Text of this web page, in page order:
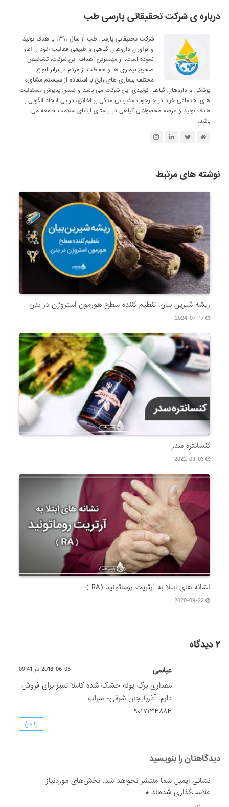
درباره ی شرکت تحقیقاتی پارسی طب
شرکت تحقیقاتی پارسی طب از سال ۱۳۹۱ با هدف تولید
و فرآوری داروهای گیاهی و طبیعی فعالیت خود را آغاز
نموده است. از مهمترین اهداف این شرکت، تشخیص
صحیح بیماری ها و حفاظت از مردم در برابر انواع
مختلف بیماری های رایج با استفاده از سیستم مشاوره
پزشکی و داروهای گیاهی تولیدی این شرکت می باشد و ضمن پذیرش مسئولیت
های اجتماعی خود در چارچوب مدیریتی متکی بر اخلاق، در پی ایجاد الگویی با
هدف تولید و عرضه محصولاتی گیاهی در راستای ارتقای سلامت جامعه می
باشد.
نوشته های مرتبط
ریشه شیرین بیان، تنظیم کننده سطح هورمون استروژن در بدن
2024-07-17
کنسانتره سدر
2022-03-03
نشانه های ابتلا به آرتریت روماتوئید (RA )
2020-09-23
۲ دیدگاه
عباسی 2018-06-05 در 09:41
مقداری برگ پونه خشک شده کاملا تمیز برای فروش
دارم. آذربایجان شرقی- سراب
۹۰۱۷۱۳۴۸۸۴
پاسخ
دیدگاهتان را بنویسید
نشانی ایمیل شما منتشر نخواهد شد. بخش‌های موردنیاز
علامت‌گذاری شده‌اند*